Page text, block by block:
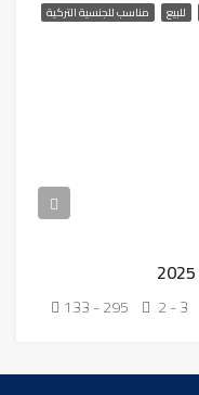
للبيع مناسب للجنسية التركية
2 - 3
133 - 295